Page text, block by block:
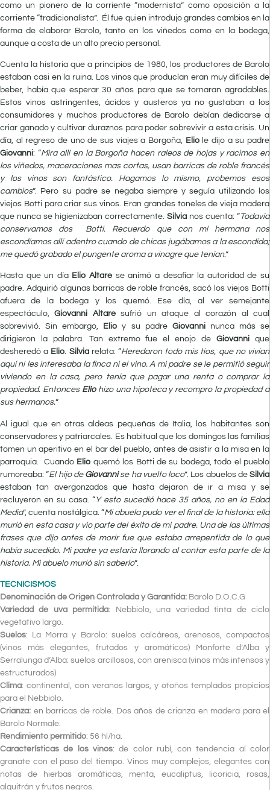
como un pionero de la corriente “modernista” como oposición a la
corriente “tradicionalista”. Él fue quien introdujo grandes cambios en la
forma de elaborar Barolo, tanto en los viñedos como en la bodega,
aunque a costa de un alto precio personal.
Cuenta la historia que a principios de 1980, los productores de Barolo
estaban casi en la ruina. Los vinos que producían eran muy difíciles de
beber, había que esperar 30 años para que se tornaran agradables.
Estos vinos astringentes, ácidos y austeros ya no gustaban a los
consumidores y muchos productores de Barolo debían dedicarse a
criar ganado y cultivar duraznos para poder sobrevivir a esta crisis. Un
día, al regreso de uno de sus viajes a Borgoña, Eliole dijo a su padre
Giovanni: “Mira allí en la Borgoña hacen raleos de hojas y racimos en
los viñedos, maceraciones mas cortas, usan barricas de roble francés
y los vinos son fantástico. Hagamos lo mismo, probemos esos
cambios”. Pero su padre se negaba siempre y seguía utilizando los
viejos Botti para criar sus vinos. Eran grandes toneles de vieja madera
que nunca se higienizaban correctamente. Silvia nos cuenta: “Todavía
conservamos dos Botti. Recuerdo que con mi hermana nos
escondíamos allí adentro cuando de chicas jugábamos a la escondida;
me quedó grabado el pungente aroma a vinagre que tenían.”
Hasta que un día Elio Altare se animó a desafiar la autoridad de su
padre. Adquirió algunas barricas de roble francés, sacó los viejos Botti
afuera de la bodega y los quemó. Ese día, al ver semejante
espectáculo,Giovanni Altaresufrió un ataque al corazón al cual
sobrevivió. Sin embargo, Elio y su padreGiovanninunca más se
dirigieron la palabra. Tan extremo fue el enojo deGiovanni que
desheredó a Elio. Silviarelata: “Heredaron todo mis tíos, que no vivían
aquí ni les interesaba la finca ni el vino. A mi padre se le permitió seguir
viviendo en la casa, pero tenía que pagar una renta o comprar la
propiedad. Entonces Eliohizo una hipoteca y recompro la propiedad a
sus hermanos.”
Al igual que en otras aldeas pequeñas de Italia, los habitantes son
conservadores y patriarcales. Es habitual que los domingos las familias
tomen un aperitivo en el bar del pueblo, antes de asistir a la misa en la
parroquia. Cuando Elio quemó los Botti de su bodega, todo el pueblo
rumoreaba: “El hijo de Giovannise ha vuelto loco”. Los abuelos de Silvia
estaban tan avergonzados que hasta dejaron de ir a misa y se
recluyeron en su casa. “Y esto sucedió hace 35 años, no en la Edad
Media”, cuenta nostálgica. “Mi abuela pudo ver el final de la historia: ella
murió en esta casa y vio parte del éxito de mi padre. Una de las últimas
frases que dijo antes de morir fue que estaba arrepentida de lo que
había sucedido. Mi padre ya estaría llorando al contar esta parte de la
historia. Mi abuelo murió sin saberlo”.
TECNICISMOS
Denominación de Origen Controlada y Garantida: Barolo D.O.C.G
Variedad de uva permitida: Nebbiolo, una variedad tinta de ciclo
vegetativo largo.
Suelos: La Morra y Barolo: suelos calcáreos, arenosos, compactos
(vinos más elegantes, frutados y aromáticos) Monforte d’Alba y
Serralunga d’Alba: suelos arcillosos, con arenisca (vinos más intensos y
estructurados)
Clima: continental, con veranos largos, y otoños templados propicios
para el Nebbiolo.
Crianza: en barricas de roble. Dos años de crianza en madera para el
Barolo Normale.
Rendimiento permitido: 56 hl/ha.
Características de los vinos: de color rubí, con tendencia al color
granate con el paso del tiempo. Vinos muy complejos, elegantes con
notas de hierbas aromáticas, menta, eucaliptus, licoricia, rosas,
alquitrán y frutos negros.